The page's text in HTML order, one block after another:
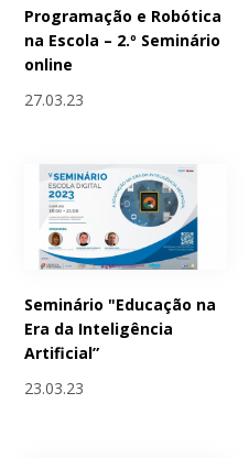
Programação e Robótica
na Escola – 2.º Seminário
online
27.03.23
Seminário "Educação na
Era da Inteligência
Artificial”
23.03.23